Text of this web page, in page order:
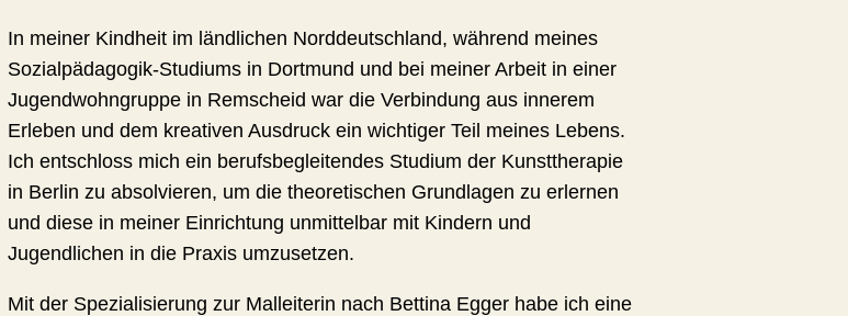
In meiner Kindheit im ländlichen Norddeutschland, während meines
Sozialpädagogik-Studiums in Dortmund und bei meiner Arbeit in einer
Jugendwohngruppe in Remscheid war die Verbindung aus innerem
Erleben und dem kreativen Ausdruck ein wichtiger Teil meines Lebens.
Ich entschloss mich ein berufsbegleitendes Studium der Kunsttherapie
in Berlin zu absolvieren, um die theoretischen Grundlagen zu erlernen
und diese in meiner Einrichtung unmittelbar mit Kindern und
Jugendlichen in die Praxis umzusetzen.
Mit der Spezialisierung zur Malleiterin nach Bettina Egger habe ich eine